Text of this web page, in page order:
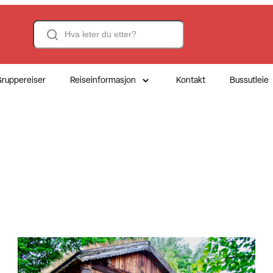
Search
Reiseinformasjon Kontakt Bussutleie